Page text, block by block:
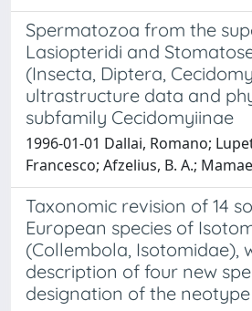
Spermatozoa from the
Lasiopteridi and
(Insecta, Diptera,
ultrastructure data and
subfamily Cecidomyiinae
1996-01-01 Dallai, Romano;
Francesco; Afzelius, B. A.;
Taxonomic revision of 14
European species of
(Collembola, Isotomidae),
description of four new
designation of the